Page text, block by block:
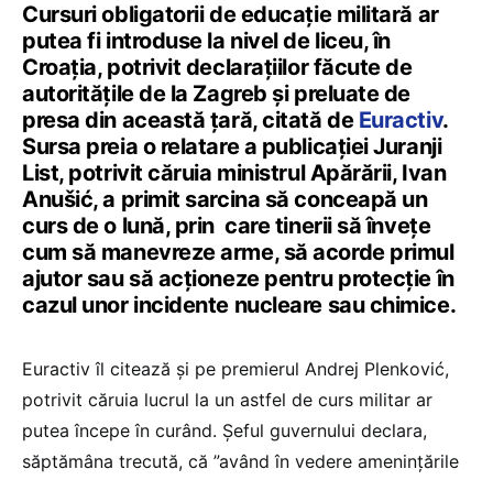
Cursuri obligatorii de educație militară ar
putea fi introduse la nivel de liceu, în
Croația, potrivit declarațiilor făcute de
autoritățile de la Zagreb și preluate de
presa din această țară, citată de Euractiv.
Sursa preia o relatare a publicației Juranji
List, potrivit căruia ministrul Apărării, Ivan
Anušić, a primit sarcina să conceapă un
curs de o lună, prin care tinerii să învețe
cum să manevreze arme, să acorde primul
ajutor sau să acționeze pentru protecție în
cazul unor incidente nucleare sau chimice.
Euractiv îl citează și pe premierul Andrej Plenković,
potrivit căruia lucrul la un astfel de curs militar ar
putea începe în curând. Șeful guvernului declara,
săptămâna trecută, că ”având în vedere amenințările